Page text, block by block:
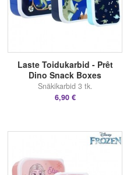
Laste Toidukarbid - Prêt
Dino Snack Boxes
Snäkikarbid 3 tk.
6,90 €